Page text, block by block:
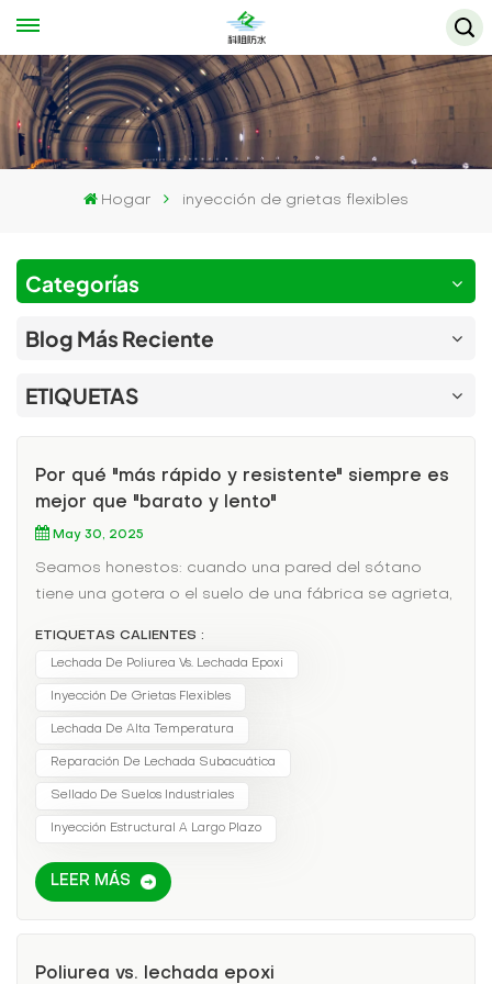
Hogar inyección de grietas flexibles
Categorías
Blog Más Reciente
ETIQUETAS
Por qué "más rápido y resistente" siempre es
mejor que "barato y lento"
May 30, 2025
Seamos honestos: cuando una pared del sótano
tiene una gotera o el suelo de una fábrica se agrieta,
regresa, la lechada se decolora y los ánimos se
caldean. ¿Por qué? Porque no todas las lechadas
son iguales. La ventaja de la poliurea Punto de
curado4–24 horas (retrasa los proyectos)20–90
instantáneamente)FlexibilidadFrágil (se agrieta con el
las estructuras)Tolerancia a la humedad Falla si el
(49 °C)Estable a -40°F a 300°F El mito del costo
ETIQUETAS CALIENTES :
Lechada De Poliurea Vs. Lechada Epoxi
Inyección De Grietas Flexibles
Lechada De Alta Temperatura
Reparación De Lechada Subacuática
Sellado De Suelos Industriales
Inyección Estructural A Largo Plazo
LEER MÁS
Poliurea vs. lechada epoxi